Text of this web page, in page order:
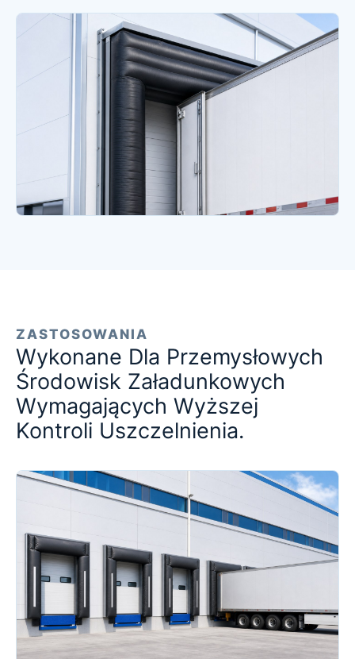
ZASTOSOWANIA
Wykonane Dla Przemysłowych
Środowisk Załadunkowych
Wymagających Wyższej
Kontroli Uszczelnienia.